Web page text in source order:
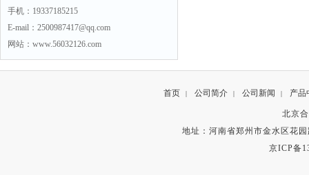
手机：19337185215
E-mail：2500987417@qq.com
网站：www.56032126.com
首页 | 公司简介 | 公司新闻 | 产品
北京
地址：河南省郑州市金水区花
京ICP备